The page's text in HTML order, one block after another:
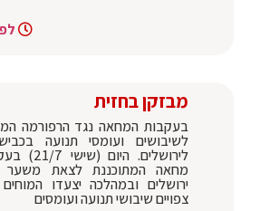
לפני
מבזקן בחזית
בעקבות המחאה נגד הרפורמה
לירושלים.
מחאה המתוכננת לצאת משער
ירושלים ובמהלכה יצעדו
צפויים שיבושי תנועה ועומסים